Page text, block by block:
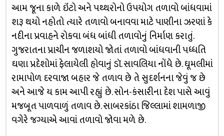
આમ જૂના કાળે ઇંટો અને પથ્થરોનો ઉપયોગ તળાવો બાંધવામાં
શરૂ થયો નહોતો ત્યારે તળાવો બનાવવા માટે પાણીના ઝરણાં કે
નદીના પ્રવાહને રોકવા બંધ બાંધી તળાવોનું નિર્માણ કરાતું.
ગુજરાતના પ્રાચીન જળાશયો જોતાં તળાવો બાંધવાની પધ્ધતિ
ઘણા પ્રદેશોમાં ફેલાયેલી હોવાનું ડૉ. સાવલિયા નોંધે છે. ઘૂમલીમાં
રામાપોળ દરવાજા બહાર જે તળાવ છે તે સુદર્શનના જેવું જ છે
અને આજે ય કામ આપી રહ્યું છે. સોન-કંસારીના દેશ પાસે આવું
મજબૂત પાળવાળું તળાવ છે. સાબરકાંઠા જિલ્લામાં શામળાજી
વગેરે જગ્યાએ આવાં તળાવો જોવા મળે છે.